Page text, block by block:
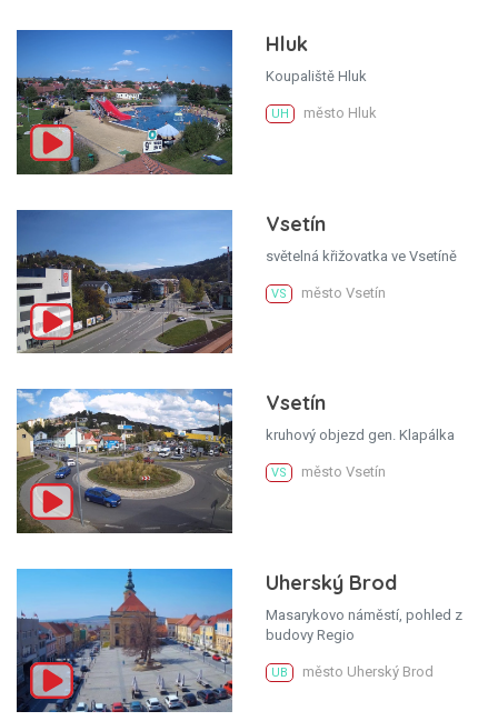
Hluk
Koupaliště Hluk
UH město Hluk
Vsetín
světelná křižovatka ve Vsetíně
VS město Vsetín
Vsetín
kruhový objezd gen. Klapálka
VS město Vsetín
Uherský Brod
Masarykovo náměstí, pohled z
budovy Regio
UB město Uherský Brod